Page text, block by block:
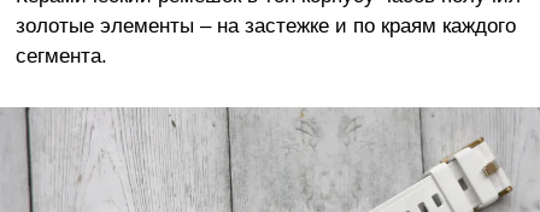
золотые элементы – на застежке и по краям каждого
сегмента.